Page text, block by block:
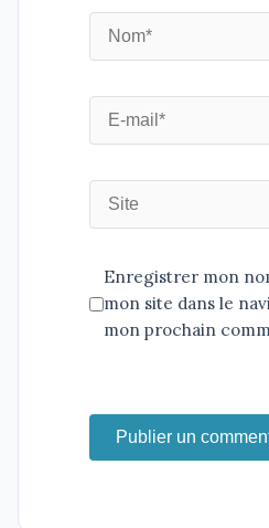
Enregistrer mon
mon site dans le
mon prochain
Publier un